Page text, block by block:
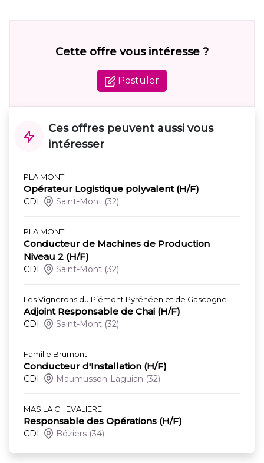
Cette offre vous intéresse ?
Postuler
Ces offres peuvent aussi vous
intéresser
PLAIMONT
Opérateur Logistique polyvalent (H/F)
CDI Saint-Mont (32)
PLAIMONT
Conducteur de Machines de Production
Niveau 2 (H/F)
CDI Saint-Mont (32)
Les Vignerons du Piémont Pyrénéen et de Gascogne
Adjoint Responsable de Chai (H/F)
CDI Saint-Mont (32)
Famille Brumont
Conducteur d'Installation (H/F)
CDI Maumusson-Laguian (32)
MAS LA CHEVALIERE
Responsable des Opérations (H/F)
CDI Béziers (34)